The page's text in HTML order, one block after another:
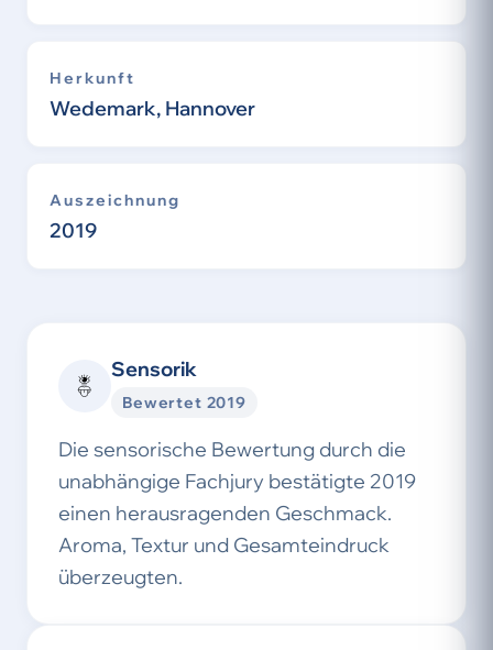
Herkunft
Wedemark, Hannover
Auszeichnung
2019
Sensorik
Bewertet 2019
Die sensorische Bewertung durch die
unabhängige Fachjury bestätigte 2019
einen herausragenden Geschmack.
Aroma, Textur und Gesamteindruck
überzeugten.